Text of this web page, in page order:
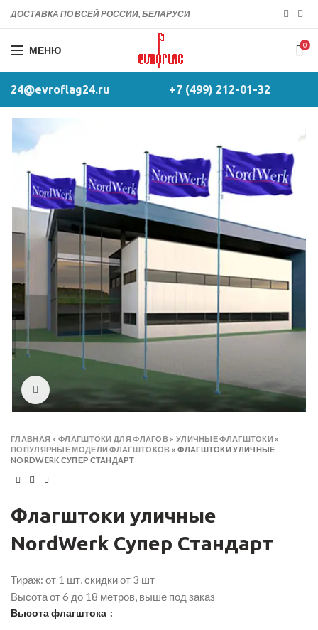
ДОСТАВКА ПО ВСЕЙ РОССИИ, БЕЛАРУСИ
МЕНЮ 0
24@evroflag24.ru +7 (499) 212-01-32
Click to enlarge
ГЛАВНАЯ »ФЛАГШТОКИ ДЛЯ ФЛАГОВ » УЛИЧНЫЕ ФЛАГШТОКИ »
ПОПУЛЯРНЫЕ МОДЕЛИ ФЛАГШТОКОВ »ФЛАГШТОКИ УЛИЧНЫЕ
NORDWERK СУПЕР СТАНДАРТ
Флагштоки уличные
NordWerk Супер Стандарт
Тираж: от 1 шт, скидки от 3 шт
Высота от 6 до 18 метров, выше под заказ
Высота флагштока